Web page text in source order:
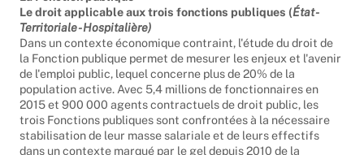
La Fonction publique
Le droit applicable aux trois fonctions publiques (
Territoriale - Hospitalière)
Dans un contexte économique contraint, l'étude du droit de
la Fonction publique permet de mesurer les enjeux et l'avenir
de l'emploi public, lequel concerne plus de 20% de la
population active. Avec 5,4 millions de fonctionnaires en
2015 et 900 000 agents contractuels de droit public, les
trois Fonctions publiques sont confrontées à la nécessaire
stabilisation de leur masse salariale et de leurs effectifs